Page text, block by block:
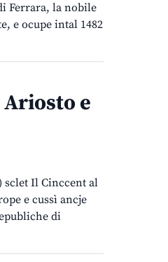
Ferrara, la nobile
e ocupe intal 1482
e
sclet Il Cinccent al
e cussì ancje
di